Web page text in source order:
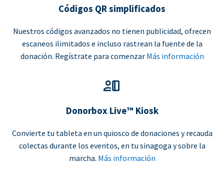
Códigos QR simplificados
Nuestros códigos avanzados no tienen publicidad, ofrecen
escaneos ilimitados e incluso rastrean la fuente de la
donación. Regístrate para comenzar Más información
Donorbox Live™ Kiosk
Convierte tu tableta en un quiosco de donaciones y recauda
colectas durante los eventos, en tu sinagoga y sobre la
marcha. Más información